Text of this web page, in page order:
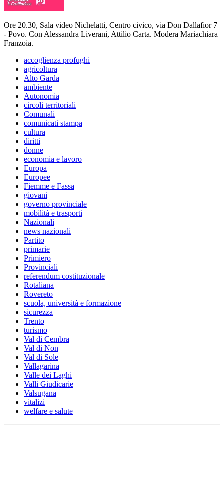
Ore 20.30, Sala video Nichelatti, Centro civico, via Don Dallafior 7
- Povo. Con Alessandra Liverani, Attilio Carta. Modera Mariachiara
Franzoia.
accoglienza profughi
agricoltura
Alto Garda
ambiente
Autonomia
circoli territoriali
Comunali
comunicati stampa
cultura
diritti
donne
economia e lavoro
Europa
Europee
Fiemme e Fassa
giovani
governo provinciale
mobilità e trasporti
Nazionali
news nazionali
Partito
primarie
Primiero
Provinciali
referendum costituzionale
Rotaliana
Rovereto
scuola, università e formazione
sicurezza
Trento
turismo
Val di Cembra
Val di Non
Val di Sole
Vallagarina
Valle dei Laghi
Valli Giudicarie
Valsugana
vitalizi
welfare e salute